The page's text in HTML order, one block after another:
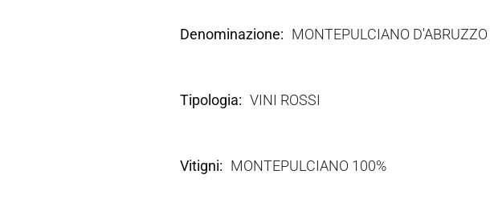
Denominazione MONTEPULCIANO D'ABRUZZO
Tipologia VINI ROSSI
Vitigni MONTEPULCIANO 100%